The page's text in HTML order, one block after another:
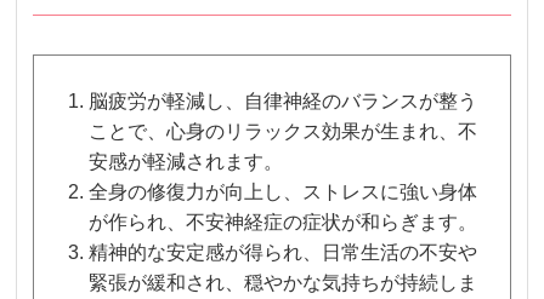
脳疲労が軽減し、自律神経のバランスが整う
ことで、心身のリラックス効果が生まれ、不
安感が軽減されます。
全身の修復力が向上し、ストレスに強い身体
が作られ、不安神経症の症状が和らぎます。
精神的な安定感が得られ、日常生活の不安や
緊張が緩和され、穏やかな気持ちが持続しま